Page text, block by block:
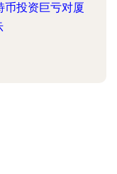
币投资巨亏对厦